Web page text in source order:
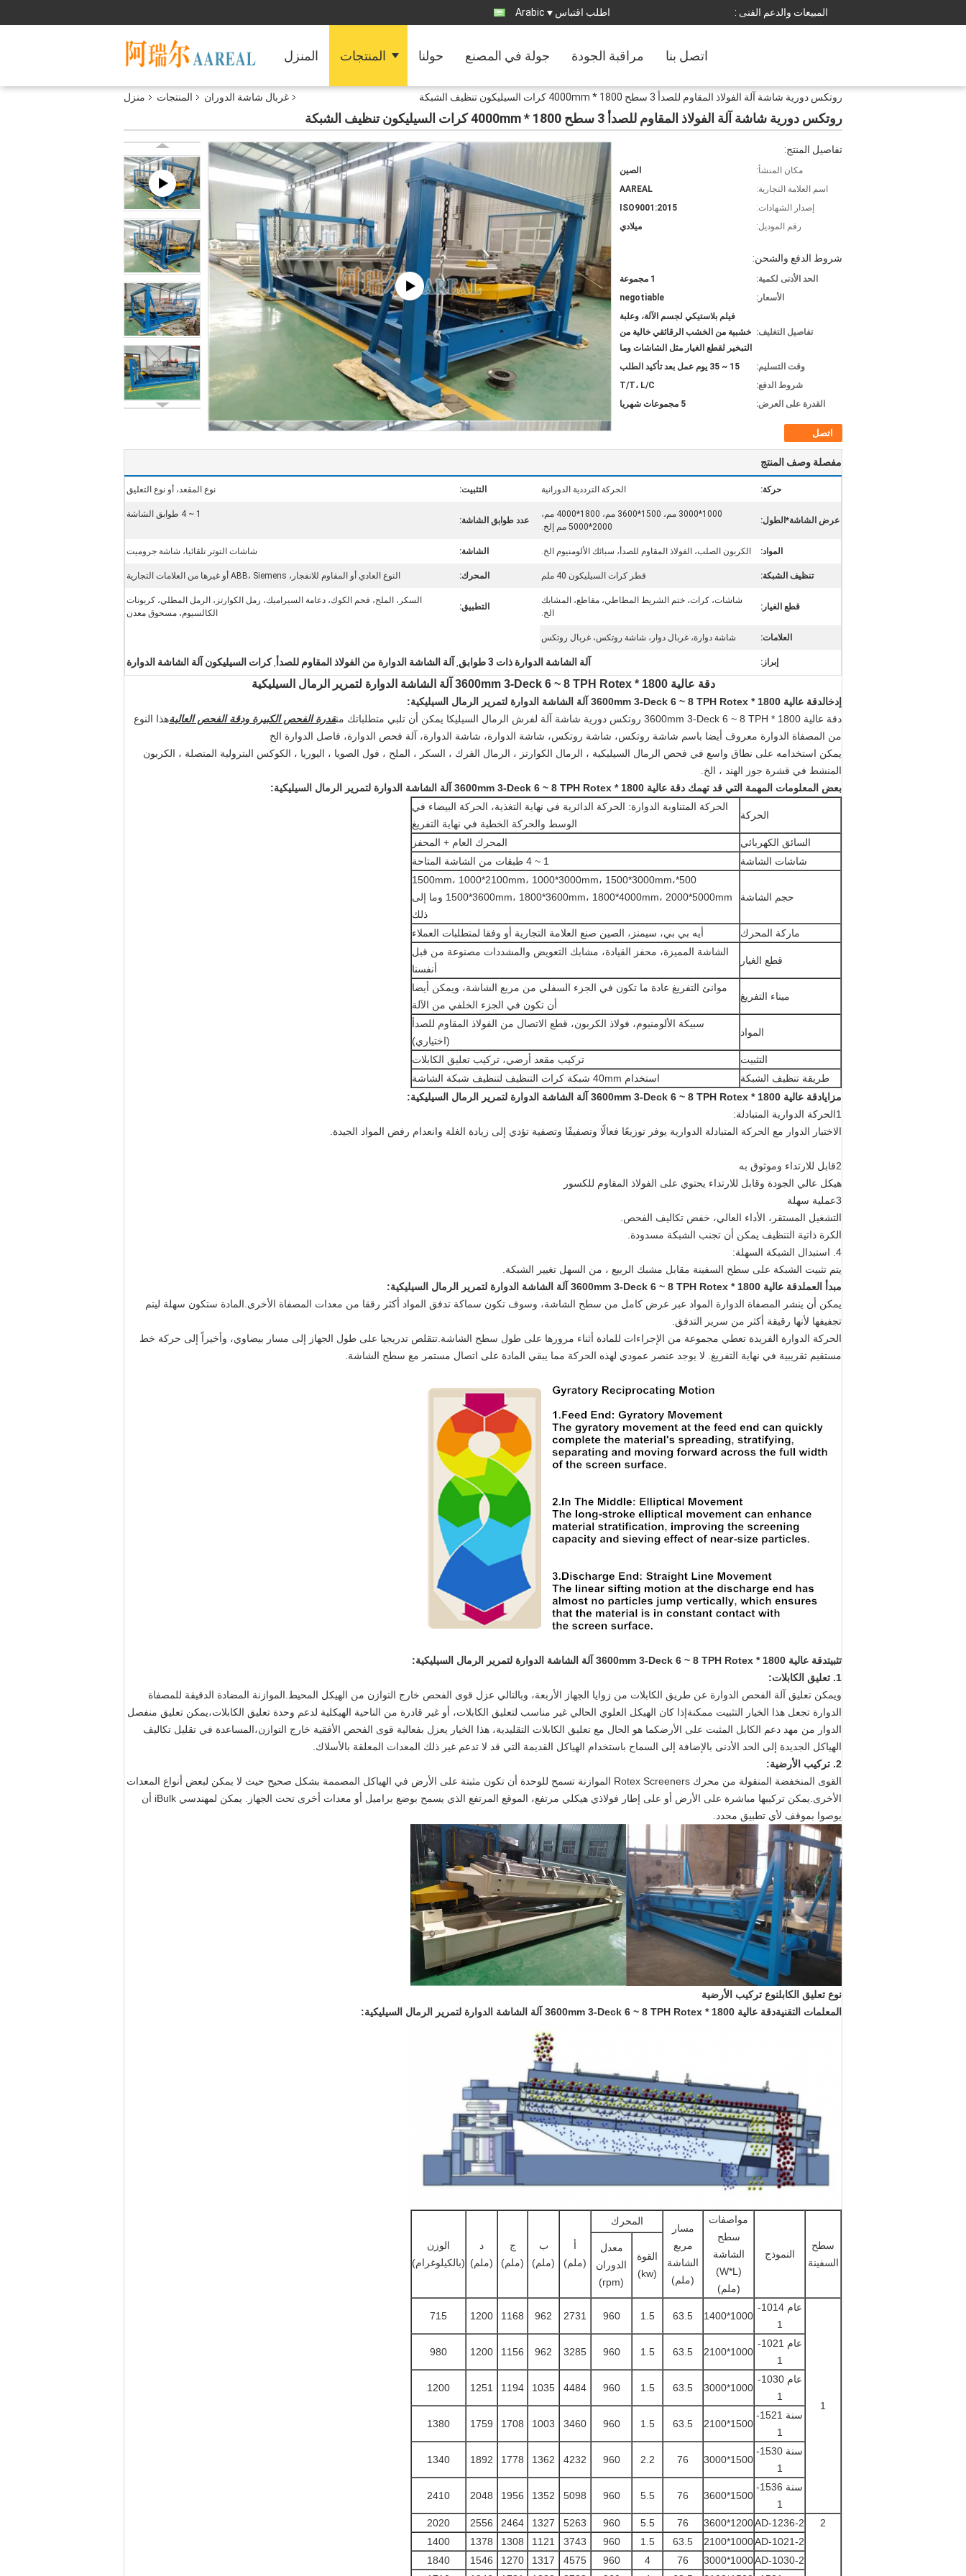
المبيعات والدعم الفنى : اطلب اقتباس Arabic
المنزل المنتجات حولنا جولة في المصنع مراقبة الجودة اتصل بنا
منزل المنتجات غربال شاشة الدوران روتكس دورية شاشة آلة الفولاذ المقاوم للصدأ 3 سطح 1800 * 4000mm كرات السيليكون تنظيف الشبكة
روتكس دورية شاشة آلة الفولاذ المقاوم للصدأ 3 سطح 1800 * 4000mm كرات السيليكون تنظيف الشبكة
تفاصيل المنتج:
مكان المنشأ:
الصين
اسم العلامة التجارية:
AAREAL
إصدار الشهادات:
ISO9001:2015
رقم الموديل:
ميلادي
شروط الدفع والشحن:
الحد الأدنى لكمية:
1 مجموعة
الأسعار:
negotiable
تفاصيل التغليف:
فيلم بلاستيكي لجسم الآلة، وعلبة
خشبية من الخشب الرقائقي خالية من
التبخير لقطع الغيار مثل الشاشات وما
وقت التسليم:
15 ~ 35 يوم عمل بعد تأكيد الطلب
شروط الدفع:
T/T، L/C
القدرة على العرض:
5 مجموعات شهريا
اتصل
مفصلة وصف المنتج
حركة: الحركة الترددية الدورانية التثبيت: نوع المقعد، أو نوع التعليق
عرض الشاشة*الطول:
1000*3000 مم، 1500*3600 مم، 1800*4000 مم،
2000*5000 مم إلخ.
عدد طوابق الشاشة:
1 ~ 4 طوابق الشاشة
المواد: الكربون الصلب، الفولاذ المقاوم للصدأ، سبائك الألومنيوم الخ. الشاشة: شاشات التوتر تلقائيا، شاشة جروميت
تنظيف الشبكة: قطر كرات السيليكون 40 ملم المحرك: النوع العادي أو المقاوم للانفجار، ABB، Siemens أو غيرها من العلامات التجارية
قطع الغيار:
شاشات، كرات، ختم الشريط المطاطي، مقاطع، المشابك
الخ.
التطبيق:
السكر، الملح، فحم الكوك، دعامة السيراميك، رمل الكوارتز، الرمل المطلي، كربونات
الكالسيوم، مسحوق معدن
العلامات: شاشة دوارة، غربال دوار، شاشة روتكس، غربال روتكس
إبراز: آلة الشاشة الدوارة ذات 3 طوابق , آلة الشاشة الدوارة من الفولاذ المقاوم للصدأ , كرات السيليكون آلة الشاشة الدوارة
دقة عالية 1800 * 3600mm 3-Deck 6 ~ 8 TPH Rotex آلة الشاشة الدوارة لتمرير الرمال السيليكية
إدخالدقة عالية 1800 * 3600mm 3-Deck 6 ~ 8 TPH Rotex آلة الشاشة الدوارة لتمرير الرمال السيليكية
:
دقة عالية 1800 * 3600mm 3-Deck 6 ~ 8 TPH روتكس دورية شاشة آلة لفرش الرمال السيليكا يمكن أن تلبي متطلباتك من
قدرة الفحص الكبيرة ودقة الفحص العاليةهذا النوع
من المصفاة الدوارة معروف أيضا باسم شاشة روتكس، شاشة روتكس، شاشة الدوارة، شاشة الدوارة، آلة فحص الدوارة، فاصل الدوارة الخ
يمكن استخدامه على نطاق واسع في فحص الرمال السيليكية ، الرمال الكوارتز ، الرمال الفرك ، السكر ، الملح ، فول الصويا ، اليوريا ، الكوكس البترولية المتصلة ، الكربون
المنشط في قشرة جوز الهند ، الخ.
بعض المعلومات المهمة التي قد تهمك دقة عالية 1800 * 3600mm 3-Deck 6 ~ 8 TPH Rotex آلة الشاشة الدوارة لتمرير الرمال السيليكية :
الحركة
الحركة المتناوبة الدوارة: الحركة الدائرية في نهاية التغذية، الحركة البيضاء في
الوسط والحركة الخطية في نهاية التفريغ
السائق الكهربائي
المحرك العام + المحفز
شاشات الشاشة
1 ~ 4 طبقات من الشاشة المتاحة
حجم الشاشة
500*1500mm، 1000*2100mm، 1000*3000mm، 1500*3000mm،
1500*3600mm، 1800*3600mm، 1800*4000mm، 2000*5000mm وما إلى
ذلك
ماركة المحرك
أيه بي بي، سيمنز، الصين صنع العلامة التجارية أو وفقا لمتطلبات العملاء
قطع الغيار
الشاشة المميزة، محفز القيادة، مشابك التعويض والمشددات مصنوعة من قبل
أنفسنا
ميناء التفريغ
موانئ التفريغ عادة ما تكون في الجزء السفلي من مربع الشاشة، ويمكن أيضا
أن تكون في الجزء الخلفي من الآلة
المواد
سبيكة الألومنيوم، فولاذ الكربون، قطع الاتصال من الفولاذ المقاوم للصدأ
(اختياري)
التثبيت
تركيب مقعد أرضي، تركيب تعليق الكابلات
طريقة تنظيف الشبكة
استخدام 40mm شبكة كرات التنظيف لتنظيف شبكة الشاشة
مزايادقة عالية 1800 * 3600mm 3-Deck 6 ~ 8 TPH Rotex آلة الشاشة الدوارة لتمرير الرمال السيليكية:
1الحركة الدوارية المتبادلة:
الاختبار الدوار مع الحركة المتبادلة الدوارية يوفر توزيعًا فعالًا وتصفيفًا وتصفية تؤدي إلى زيادة الغلة وانعدام رفض المواد الجيدة.
2قابل للارتداء وموثوق به
هيكل عالي الجودة وقابل للارتداء يحتوي على الفولاذ المقاوم للكسور
3عملية سهلة
التشغيل المستقر، الأداء العالي، خفض تكاليف الفحص.
الكرة ذاتية التنظيف يمكن أن تجنب الشبكة مسدودة.
4. استبدال الشبكة السهلة:
يتم تثبيت الشبكة على سطح السفينة مقابل مشبك الربيع ، من السهل تغيير الشبكة.
مبدأ العملدقة عالية 1800 * 3600mm 3-Deck 6 ~ 8 TPH Rotex آلة الشاشة الدوارة لتمرير الرمال السيليكية:
يمكن أن ينشر المصفاة الدوارة المواد عبر عرض كامل من سطح الشاشة، وسوف تكون سماكة تدفق المواد أكثر رققا من معدات المصفاة الأخرى.المادة ستكون سهلة ليتم
تجفيفها لأنها رقيقة أكثر من سرير التدفق.
الحركة الدوارة الفريدة تعطي مجموعة من الإجراءات للمادة أثناء مرورها على طول سطح الشاشة.تتقلص تدريجيا على طول الجهاز إلى مسار بيضاوي، وأخيراً إلى حركة خط
مستقيم تقريبية في نهاية التفريغ. لا يوجد عنصر عمودي لهذه الحركة مما يبقي المادة على اتصال مستمر مع سطح الشاشة.
تثبيتدقة عالية 1800 * 3600mm 3-Deck 6 ~ 8 TPH Rotex آلة الشاشة الدوارة لتمرير الرمال السيليكية:
1. تعليق الكابلات:
ويمكن تعليق آلة الفحص الدوارة عن طريق الكابلات من زوايا الجهاز الأربعة، وبالتالي عزل قوى الفحص خارج التوازن من الهيكل المحيط.الموازنة المضادة الدقيقة للمصفاة
الدوارة تجعل هذا الخيار التثبيت ممكنةإذا كان الهيكل العلوي الحالي غير مناسب لتعليق الكابلات، أو غير قادرة من الناحية الهيكلية لدعم وحدة تعليق الكابلات،يمكن تعليق منفصل
الدوار من مهد دعم الكابل المثبت على الأرضكما هو الحال مع تعليق الكابلات التقليدية، هذا الخيار يعزل بفعالية قوى الفحص الأفقية خارج التوازن،المساعدة في تقليل تكاليف
الهياكل الجديدة إلى الحد الأدنى بالإضافة إلى السماح باستخدام الهياكل القديمة التي قد لا تدعم غير ذلك المعدات المعلقة بالأسلاك.
2. تركيب الأرضية:
القوى المنخفضة المنقولة من محرك Rotex Screeners الموازنة تسمح للوحدة أن تكون مثبتة على الأرض في الهياكل المصممة بشكل صحيح حيث لا يمكن لبعض أنواع المعدات
الأخرى.يمكن تركيبها مباشرة على الأرض أو على إطار فولاذي هيكلي مرتفع، الموقع المرتفع الذي يسمح بوضع براميل أو معدات أخرى تحت الجهاز. يمكن لمهندسي iBulk أن
يوصوا بموقف لأي تطبيق محدد.
نوع تعليق الكابلنوع تركيب الأرضية
المعلمات التقنيةدقة عالية 1800 * 3600mm 3-Deck 6 ~ 8 TPH Rotex آلة الشاشة الدوارة لتمرير الرمال السيليكية:
سطح
السفينة
النموذج
مواصفات
سطح
الشاشة
(W*L)
(ملم)
مسار
مربع
الشاشة
(ملم)
المحرك
أ
(ملم)
ب
(ملم)
ج
(ملم)
د
(ملم)
الوزن
(بالكيلوغرام)
القوة
(kw)
معدل
الدوران
(rpm)
1
عام 1014
-
1
1000*1400
63.5
1.5
960
2731
962
1168
1200
715
عام 1021
-
1
1000*2100
63.5
1.5
960
3285
962
1156
1200
980
عام 1030
-
1
1000*3000
63.5
1.5
960
4484
1035
1194
1251
1200
سنة 1521
-
1
1500*2100
63.5
1.5
960
3460
1003
1708
1759
1380
سنة 1530
-
1
1500*3000
76
2.2
960
4232
1362
1778
1892
1340
سنة 1536-
1
1500*3600
76
5.5
960
5098
1352
1956
2048
2410
2
AD-1236-2
1200*3600
76
5.5
960
5263
1327
2464
2556
2020
AD-1021-2
1000*2100
63.5
1.5
960
3743
1121
1308
1378
1400
AD-1030-2
1000*3000
76
4
960
4575
1317
1270
1546
1840